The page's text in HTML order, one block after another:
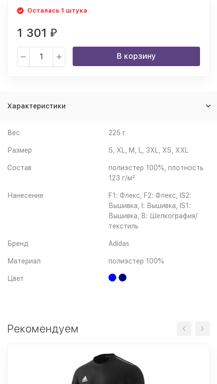
Осталась 1 штука
1 301 ₽
В корзину
Характеристики
Вес 225 г
Размер S, XL, M, L, 3XL, XS, XXL
Состав
полиэстер 100%, плотность
123 г/м²
Нанесение
F1: Флекс, F2: Флекс, IS2:
Вышивка, I: Вышивка, IS1:
Вышивка, B: Шелкография/
текстиль
Бренд Adidas
Материал полиэстер 100%
Цвет
Рекомендуем